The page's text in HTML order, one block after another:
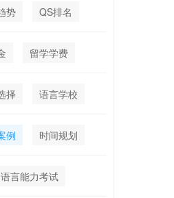
势 QS排名
留学学费
择 语言学校
例 时间规划
语言能力考试